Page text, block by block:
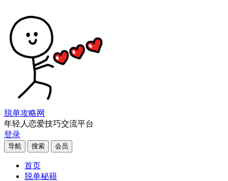
脱单攻略网
年轻人恋爱技巧交流平台
登录
导航 搜索 会员
首页
脱单秘籍